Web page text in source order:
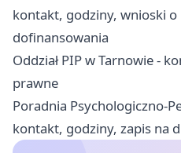
kontakt, godziny, wnioski o
dofinansowania
Oddział PIP w Tarnowie -
prawne
Poradnia Psychologiczno-
kontakt, godziny, zapis na